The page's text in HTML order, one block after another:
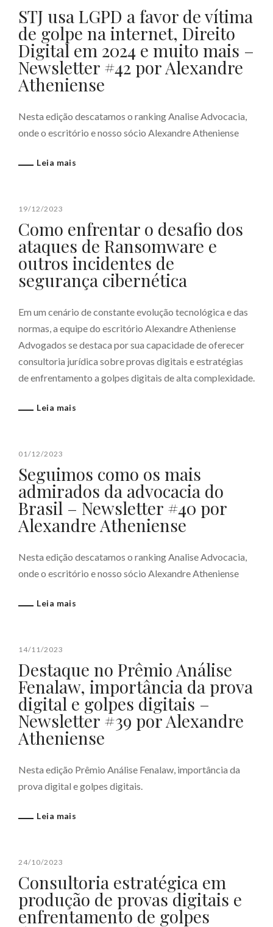
STJ usa LGPD a favor de vítima
de golpe na internet, Direito
Digital em 2024 e muito mais –
Newsletter #42 por Alexandre
Atheniense
Nesta edição descatamos o ranking Analise Advocacia,
onde o escritório e nosso sócio Alexandre Atheniense
Leia mais
19/12/2023
Como enfrentar o desafio dos
ataques de Ransomware e
outros incidentes de
segurança cibernética
Em um cenário de constante evolução tecnológica e das
normas, a equipe do escritório Alexandre Atheniense
Advogados se destaca por sua capacidade de oferecer
consultoria jurídica sobre provas digitais e estratégias
de enfrentamento a golpes digitais de alta complexidade.
Leia mais
01/12/2023
Seguimos como os mais
admirados da advocacia do
Brasil – Newsletter #40 por
Alexandre Atheniense
Nesta edição descatamos o ranking Analise Advocacia,
onde o escritório e nosso sócio Alexandre Atheniense
Leia mais
14/11/2023
Destaque no Prêmio Análise
Fenalaw, importância da prova
digital e golpes digitais –
Newsletter #39 por Alexandre
Atheniense
Nesta edição Prêmio Análise Fenalaw, importância da
prova digital e golpes digitais.
Leia mais
24/10/2023
Consultoria estratégica em
produção de provas digitais e
enfrentamento de golpes